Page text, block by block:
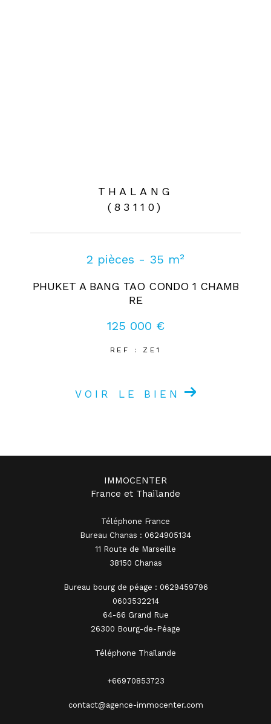
THALANG
(83110)
2 pièces - 35 m²
PHUKET A BANG TAO CONDO 1 CHAMB
RE
125 000 €
REF : ZE1
VOIR LE BIEN
IMMOCENTER
France et Thaïlande
Téléphone France
Bureau Chanas : 0624905134
11 Route de Marseille
38150 Chanas
Bureau bourg de péage : 0629459796
0603532214
64-66 Grand Rue
26300 Bourg-de-Péage
Téléphone Thaïlande
+66970853723
contact@agence-immocenter.com